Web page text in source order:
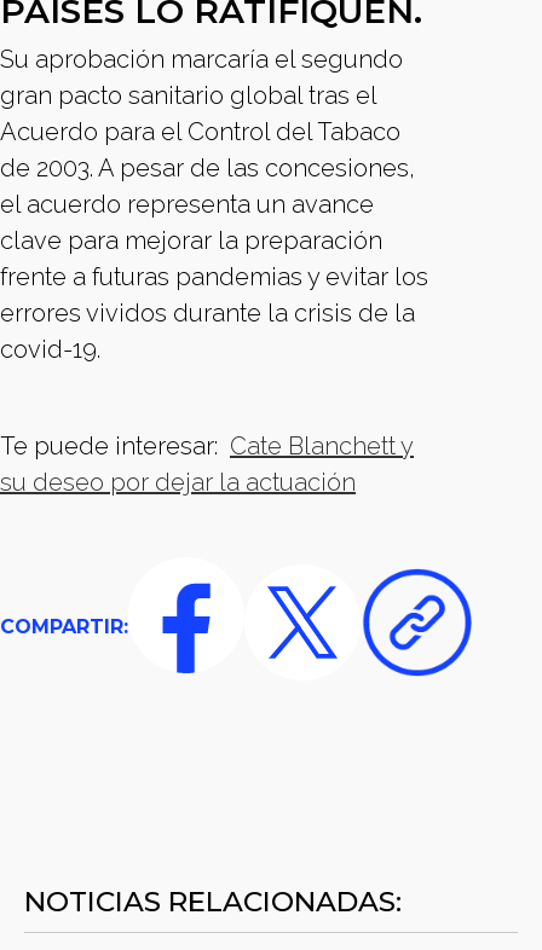
PAÍSES LO RATIFIQUEN.
Su aprobación marcaría el segundo
gran pacto sanitario global tras el
Acuerdo para el Control del Tabaco
de 2003. A pesar de las concesiones,
el acuerdo representa un avance
clave para mejorar la preparación
frente a futuras pandemias y evitar los
errores vividos durante la crisis de la
covid-19.
Te puede interesar: Cate Blanchett y
su deseo por dejar la actuación
COMPARTIR:
NOTICIAS RELACIONADAS: